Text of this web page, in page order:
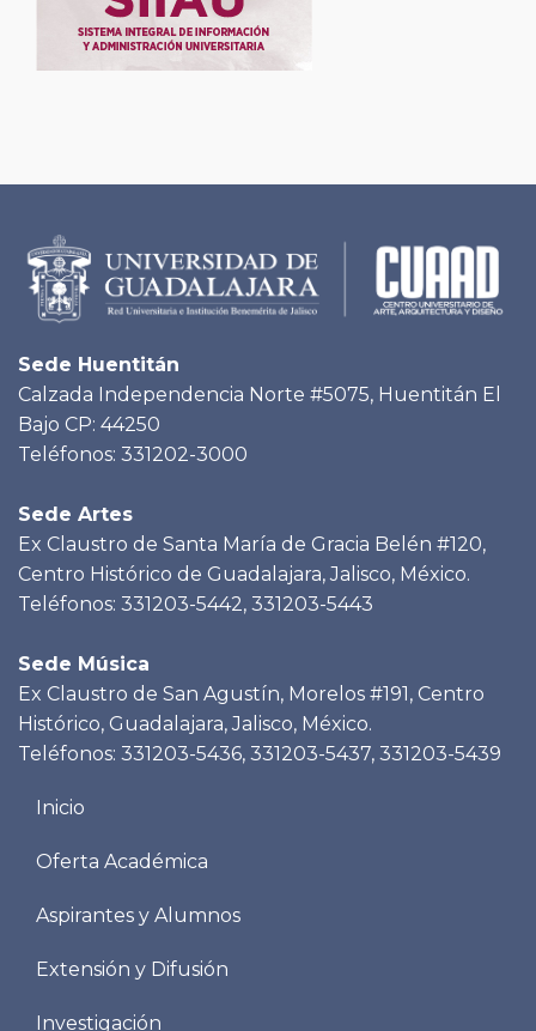
Sede Huentitán
Calzada Independencia Norte #5075, Huentitán El
Bajo CP: 44250
Teléfonos: 331202-3000
Sede Artes
Ex Claustro de Santa María de Gracia Belén #120,
Centro Histórico de Guadalajara, Jalisco, México.
Teléfonos: 331203-5442, 331203-5443
Sede Música
Ex Claustro de San Agustín, Morelos #191, Centro
Histórico, Guadalajara, Jalisco, México.
Teléfonos: 331203-5436, 331203-5437, 331203-5439
Menu
Inicio
Oferta Académica
Aspirantes y Alumnos
Extensión y Difusión
Investigación